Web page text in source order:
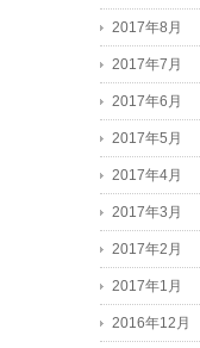
2017年8月
2017年7月
2017年6月
2017年5月
2017年4月
2017年3月
2017年2月
2017年1月
2016年12月